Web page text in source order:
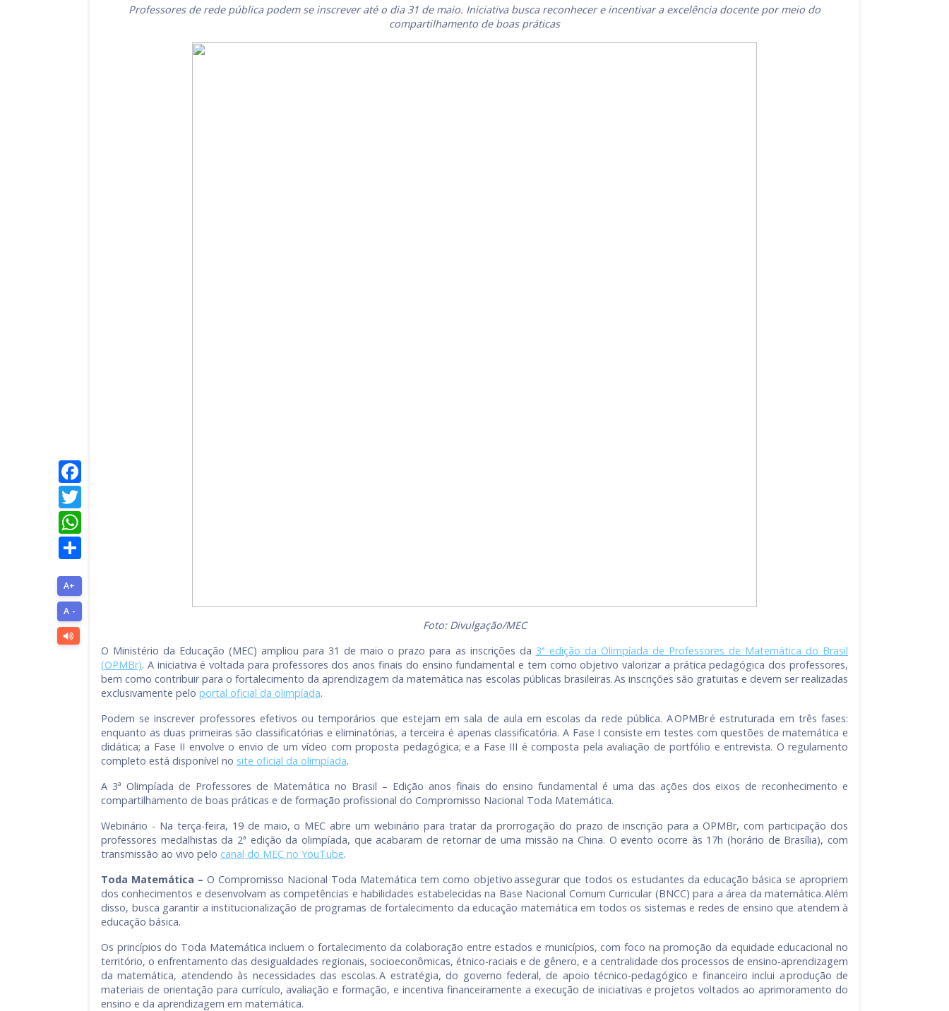
Professores de rede pública podem se inscrever até o dia 31 de maio. Iniciativa busca reconhecer e incentivar a excelência docente por meio do
compartilhamento de boas práticas
Foto: Divulgação/MEC
O Ministério da Educação (MEC) ampliou para 31 de maio o prazo para as inscrições da 3ª edição da Olimpíada de Professores de Matemática do Brasil
(OPMBr). A iniciativa é voltada para professores dos anos finais do ensino fundamental e tem como objetivo valorizar a prática pedagógica dos professores,
bem como contribuir para o fortalecimento da aprendizagem da matemática nas escolas públicas brasileiras. As inscrições são gratuitas e devem ser realizadas
exclusivamente pelo portal oficial da olimpíada.
Podem se inscrever professores efetivos ou temporários que estejam em sala de aula em escolas da rede pública. A OPMBr é estruturada em três fases:
enquanto as duas primeiras são classificatórias e eliminatórias, a terceira é apenas classificatória. A Fase I consiste em testes com questões de matemática e
didática; a Fase II envolve o envio de um vídeo com proposta pedagógica; e a Fase III é composta pela avaliação de portfólio e entrevista. O regulamento
completo está disponível no site oficial da olimpíada.
A 3ª Olimpíada de Professores de Matemática no Brasil – Edição anos finais do ensino fundamental é uma das ações dos eixos de reconhecimento e
compartilhamento de boas práticas e de formação profissional do Compromisso Nacional Toda Matemática.
Webinário - Na terça-feira, 19 de maio, o MEC abre um webinário para tratar da prorrogação do prazo de inscrição para a OPMBr, com participação dos
professores medalhistas da 2ª edição da olimpíada, que acabaram de retornar de uma missão na China. O evento ocorre às 17h (horário de Brasília), com
transmissão ao vivo pelo canal do MEC no YouTube.
Toda Matemática – O Compromisso Nacional Toda Matemática tem como objetivo assegurar que todos os estudantes da educação básica se apropriem
dos conhecimentos e desenvolvam as competências e habilidades estabelecidas na Base Nacional Comum Curricular (BNCC) para a área da matemática. Além
disso, busca garantir a institucionalização de programas de fortalecimento da educação matemática em todos os sistemas e redes de ensino que atendem à
educação básica.
Os princípios do Toda Matemática incluem o fortalecimento da colaboração entre estados e municípios, com foco na promoção da equidade educacional no
território, o enfrentamento das desigualdades regionais, socioeconômicas, étnico-raciais e de gênero, e a centralidade dos processos de ensino-aprendizagem
da matemática, atendendo às necessidades das escolas. A estratégia, do governo federal, de apoio técnico-pedagógico e financeiro inclui a produção de
materiais de orientação para currículo, avaliação e formação, e incentiva financeiramente a execução de iniciativas e projetos voltados ao aprimoramento do
ensino e da aprendizagem em matemática.
A+
A -